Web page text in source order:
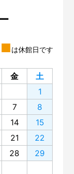
レーベル『恩
すばる』」
る」
」
世界」
みませんか？
～138億年、
■は休館日です
金
土
1
7
8
14
15
21
22
28
29